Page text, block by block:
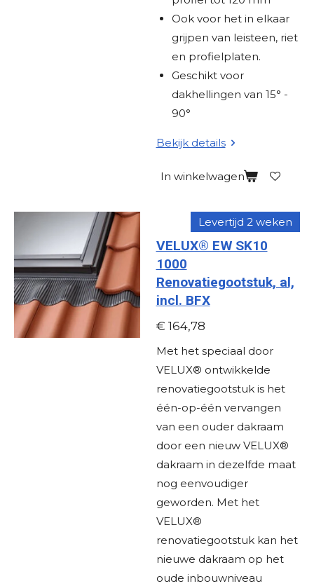
Ook voor het in elkaar
grijpen van leisteen, riet
en profielplaten.
Geschikt voor
dakhellingen van 15° -
90°
Bekijk details
In winkelwagen
Levertijd 2 weken
VELUX® EW SK10
1000
Renovatiegootstuk, al,
incl. BFX
€ 164,78
Met het speciaal door
VELUX® ontwikkelde
renovatiegootstuk is het
één-op-één vervangen
van een ouder dakraam
door een nieuw VELUX®
dakraam in dezelfde maat
nog eenvoudiger
geworden. Met het
VELUX®
renovatiegootstuk kan het
nieuwe dakraam op het
oude inbouwniveau